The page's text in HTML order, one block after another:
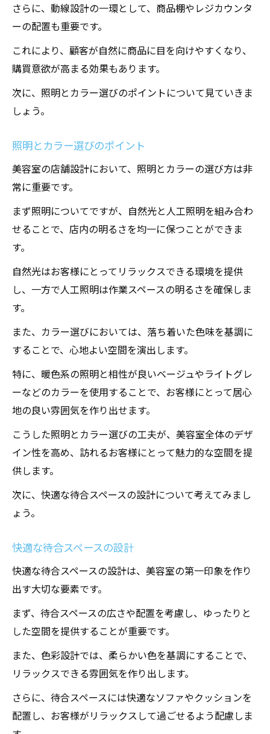
顧客体験の向上
リピーターの獲得
スタッフの作業効率向上
ブランドイメージの強化
地域への貢献
例
成功事例から学ぶデザインのポイント
効果的な動線計画
居心地の良い待合スペースの設計
顧客のニーズを反映する店舗設計
最新トレンドを取り入れた美容室の事例
癒しと美を提供するための住吉区の美容室店舗
リラックス効果を高める照明
快適さを追求したインテリア
自然素材を活用したデザイン
プライバシーを考慮した設計
エコフレンドリーな店舗設計のポイント
お客様の満足度を高めるアメニティ
さらに、動線設計の一環として、商品棚やレジカウンタ
ーの配置も重要です。
これにより、顧客が自然に商品に目を向けやすくなり、
購買意欲が高まる効果もあります。
次に、照明とカラー選びのポイントについて見ていきま
しょう。
照明とカラー選びのポイント
美容室の店舗設計において、照明とカラーの選び方は非
常に重要です。
まず照明についてですが、自然光と人工照明を組み合わ
せることで、店内の明るさを均一に保つことができま
す。
自然光はお客様にとってリラックスできる環境を提供
し、一方で人工照明は作業スペースの明るさを確保しま
す。
また、カラー選びにおいては、落ち着いた色味を基調に
することで、心地よい空間を演出します。
特に、暖色系の照明と相性が良いベージュやライトグレ
ーなどのカラーを使用することで、お客様にとって居心
地の良い雰囲気を作り出せます。
こうした照明とカラー選びの工夫が、美容室全体のデザ
イン性を高め、訪れるお客様にとって魅力的な空間を提
供します。
次に、快適な待合スペースの設計について考えてみまし
ょう。
快適な待合スペースの設計
快適な待合スペースの設計は、美容室の第一印象を作り
出す大切な要素です。
まず、待合スペースの広さや配置を考慮し、ゆったりと
した空間を提供することが重要です。
また、色彩設計では、柔らかい色を基調にすることで、
リラックスできる雰囲気を作り出します。
さらに、待合スペースには快適なソファやクッションを
配置し、お客様がリラックスして過ごせるよう配慮しま